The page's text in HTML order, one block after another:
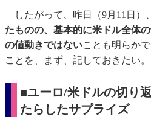
したがって、昨日（9月11日）、
たものの、基本的に米ドル全体
の値動きではないことも明らか
ことを、まず、記しておきたい。
■ユーロ/米ドルの切り
たらしたサプライズ